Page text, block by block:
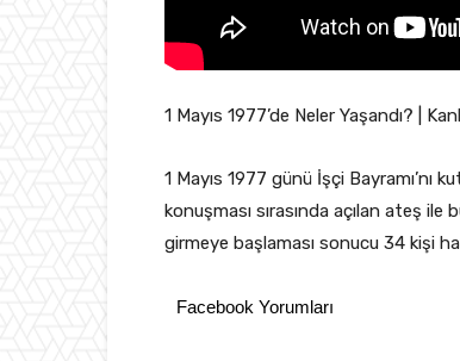
1 Mayıs 1977’de Neler Yaşandı? |
1 Mayıs 1977 günü İşçi Bayramı’nı
konuşması sırasında açılan ateş ile
girmeye başlaması sonucu 34 kişi
Facebook Yorumları